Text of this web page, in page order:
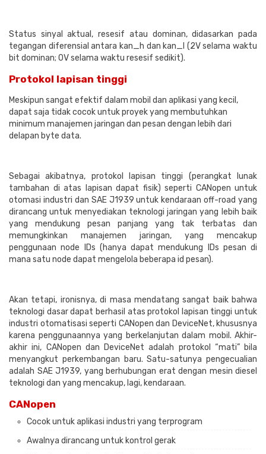
Status sinyal aktual, resesif atau dominan, didasarkan pada
tegangan diferensial antara kan_h dan kan_l (2V selama waktu
bit dominan; 0V selama waktu resesif sedikit).
Protokol lapisan tinggi
Meskipun sangat efektif dalam mobil dan aplikasi yang kecil,
dapat saja tidak cocok untuk proyek yang membutuhkan
minimum manajemen jaringan dan pesan dengan lebih dari
delapan byte data.
Sebagai akibatnya, protokol lapisan tinggi (perangkat lunak
tambahan di atas lapisan dapat fisik) seperti CANopen untuk
otomasi industri dan SAE J1939 untuk kendaraan off-road yang
dirancang untuk menyediakan teknologi jaringan yang lebih baik
yang mendukung pesan panjang yang tak terbatas dan
memungkinkan manajemen jaringan, yang mencakup
penggunaan node IDs (hanya dapat mendukung IDs pesan di
mana satu node dapat mengelola beberapa id pesan).
Akan tetapi, ironisnya, di masa mendatang sangat baik bahwa
teknologi dasar dapat berhasil atas protokol lapisan tinggi untuk
industri otomatisasi seperti CANopen dan DeviceNet, khususnya
karena penggunaannya yang berkelanjutan dalam mobil. Akhir-
akhir ini, CANopen dan DeviceNet adalah protokol “mati” bila
menyangkut perkembangan baru. Satu-satunya pengecualian
adalah SAE J1939, yang berhubungan erat dengan mesin diesel
teknologi dan yang mencakup, lagi, kendaraan.
CANopen
Cocok untuk aplikasi industri yang terprogram
Awalnya dirancang untuk kontrol gerak